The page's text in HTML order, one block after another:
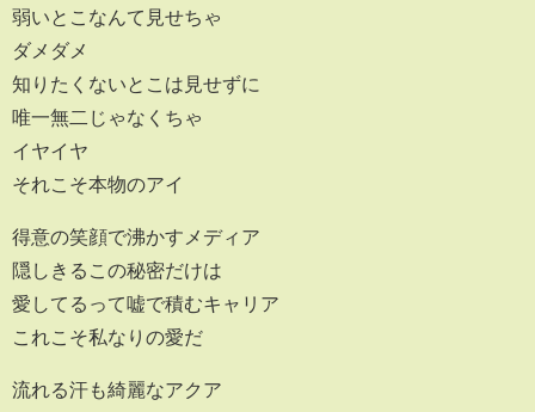
弱いとこなんて見せちゃ
ダメダメ
知りたくないとこは見せずに
唯一無二じゃなくちゃ
イヤイヤ
それこそ本物のアイ
得意の笑顔で沸かすメディア
隠しきるこの秘密だけは
愛してるって嘘で積むキャリア
これこそ私なりの愛だ
流れる汗も綺麗なアクア